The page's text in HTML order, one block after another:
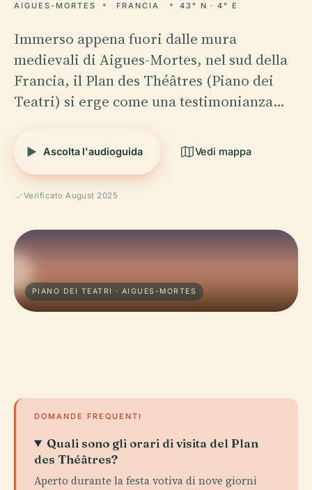
AIGUES-MORTES FRANCIA 43° N · 4° E
Immerso appena fuori dalle mura
medievali di Aigues-Mortes, nel sud della
Francia, il Plan des Théâtres (Piano dei
Teatri) si erge come una testimonianza…
Ascolta l'audioguida Vedi mappa
Verificato August 2025
PIANO DEI TEATRI · AIGUES-MORTES
DOMANDE FREQUENTI
Quali sono gli orari di visita del Plan
des Théâtres?
Aperto durante la festa votiva di nove giorni